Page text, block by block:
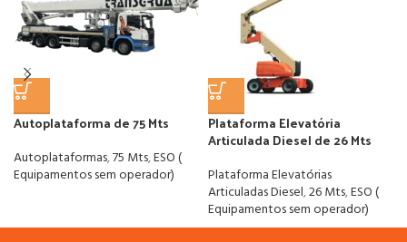
Autoplataforma de 75 Mts
Autoplataformas,75 Mts,ESO (
Equipamentos sem operador)
Plataforma Elevatória
Articulada Diesel de 26 Mts
Plataforma Elevatórias
Articuladas Diesel,26 Mts,ESO (
Equipamentos sem operador)